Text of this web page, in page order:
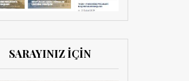
SARAYINIZ İÇİN